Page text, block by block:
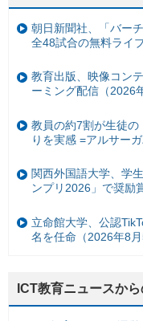
朝日新聞社、「バー
全48試合の無料ライ
教育出版、映像コン
ーミング配信（2026
教員の約7割が生徒の
りを実感 =アルサー
関西外国語大学、学
ンプリ2026」で奨励
立命館大学、公認
名を任命（2026年8月
ICT教育ニュースか